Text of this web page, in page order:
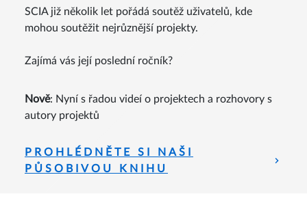
SCIA již několik let pořádá soutěž uživatelů, kde
mohou soutěžit nejrůznější projekty.
Zajímá vás její poslední ročník?
Nově: Nyní s řadou videí o projektech a rozhovory s
autory projektů
PROHLÉDNĚTE SI NAŠI
PŮSOBIVOU KNIHU